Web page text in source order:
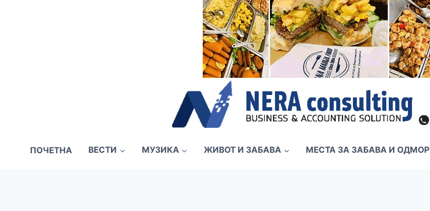
ПОЧЕТНА ВЕСТИ МУЗИКА ЖИВОТ И ЗАБАВА МЕСТА ЗА ЗАБАВА И ОДМОР